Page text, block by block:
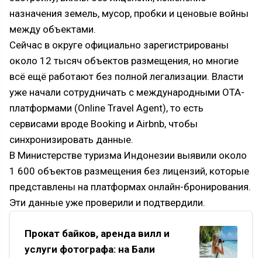
назначения земель, мусор, пробки и ценовые войны
между объектами.
Сейчас в округе официально зарегистрированы
около 12 тысяч объектов размещения, но многие
всё ещё работают без полной легализации. Власти
уже начали сотрудничать с международными OTA-
платформами (Online Travel Agent), то есть
сервисами вроде Booking и Airbnb, чтобы
синхронизировать данные.
В Министерстве туризма Индонезии выявили около
1 600 объектов размещения без лицензий, которые
представлены на платформах онлайн-бронирования.
Эти данные уже проверили и подтвердили.
Прокат байков, аренда вилл и
услуги фотографа: на Бали